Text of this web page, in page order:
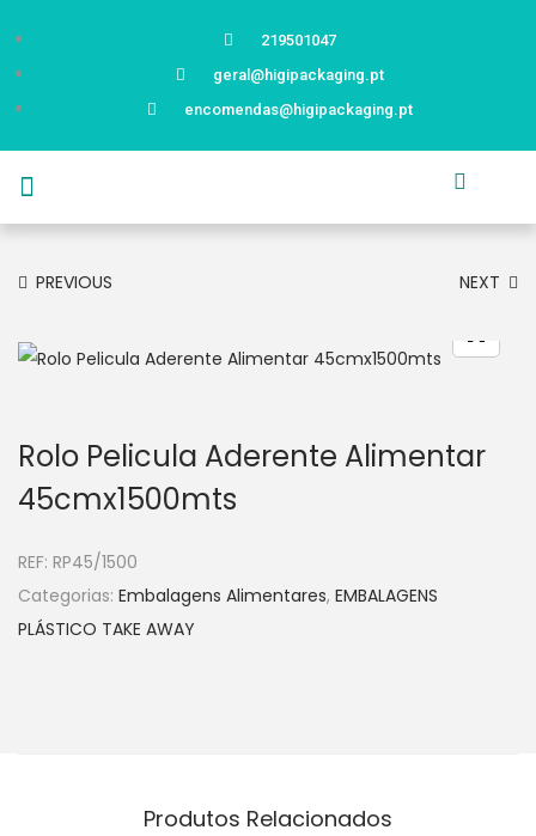
219501047
geral@higipackaging.pt
encomendas@higipackaging.pt
PREVIOUS NEXT
Rolo Pelicula Aderente Alimentar
45cmx1500mts
REF: RP45/1500
Categorias: Embalagens Alimentares, EMBALAGENS
PLÁSTICO TAKE AWAY
Produtos Relacionados